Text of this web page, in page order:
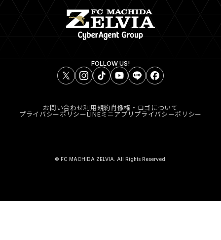
FOLLOW US!
お問い合わせ利用規約肖像権・ロゴについて
プライバシーポリシーLINEミニアプリプライバシーポリシー
© FC MACHIDA ZELVIA. All Rights Reserved.